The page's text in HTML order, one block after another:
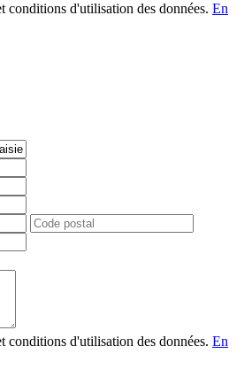
conditions d'utilisation des données. En
conditions d'utilisation des données. En